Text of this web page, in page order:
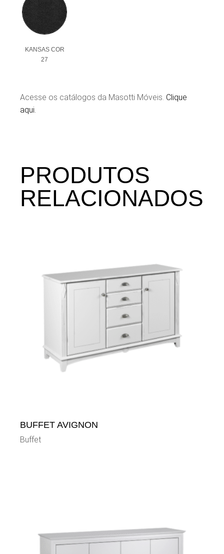
KANSAS COR
27
Acesse os catálogos da Masotti Móveis. Clique
aqui.
PRODUTOS
RELACIONADOS
BUFFET AVIGNON
Buffet